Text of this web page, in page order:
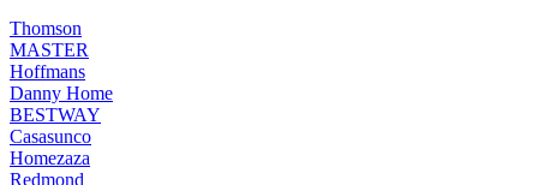
Thomson
MASTER
Hoffmans
Danny Home
BESTWAY
Casasunco
Homezaza
Redmond